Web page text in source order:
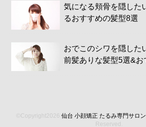
気になる頬骨を隠した
るおすすめの髪型8選
おでこのシワを隠した
前髪ありな髪型5選&
©Copyright2026 仙台 小顔矯正 たるみ専門サロ
Reserved.